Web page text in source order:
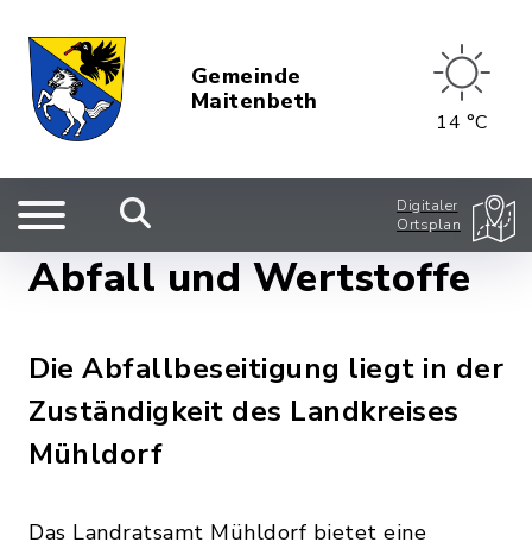
Gemeinde
Maitenbeth
14 °C
Digitaler
Ortsplan
Abfall und Wertstoffe
Die Abfallbeseitigung liegt in der
Zuständigkeit des Landkreises
Mühldorf
Das Landratsamt Mühldorf bietet eine